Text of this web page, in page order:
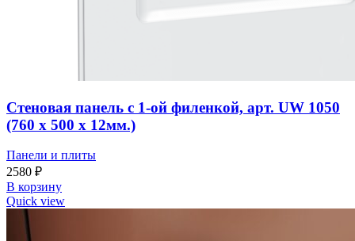
Стеновая панель с 1-ой филенкой, арт. UW 1050
(760 х 500 х 12мм.)
Панели и плиты
2580 ₽
В корзину
Quick view